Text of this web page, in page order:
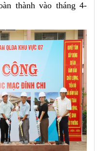
thành vào tháng 4-